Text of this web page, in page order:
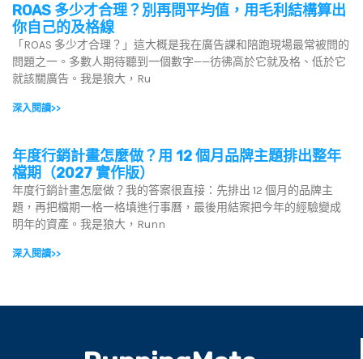
ROAS 多少才合理？別再問平均值，用毛利結構算出
你自己的及格線
「ROAS 多少才合理？」這大概是我在廣告課和陪跑現場最常被問的
問題之一。多數人期待聽到一個數字——彷彿高於它就及格、低於它
就該關廣告。我是狼大，Ru
深入閱讀>>
年度行銷計畫怎麼做？用 12 個月品牌主題排出整年
檔期（2027 實作版）
年度行銷計畫怎麼做？我的答案很直接：先排出 12 個月的品牌主
題，再把檔期一格一格填進行事曆，最後用結案把今年的經驗變成
明年的資產。我是狼大，Runn
深入閱讀>>